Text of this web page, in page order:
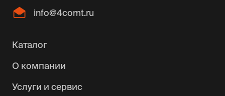
info@4comt.ru
Каталог
О компании
Услуги и сервис